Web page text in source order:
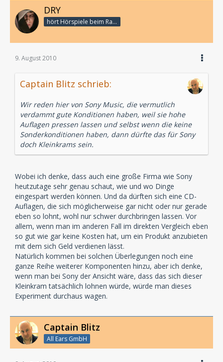
DRY
hört Hörspiele beim Rasenmähen
9. August 2010
Captain Blitz schrieb:
Wir reden hier von Sony Music, die vermutlich
verdammt gute Konditionen haben, weil sie hohe
Auflagen pressen lassen und selbst wenn die keine
Sonderkonditionen haben, dann dürfte das für Sony
doch Kleinkrams sein.
Wobei ich denke, dass auch eine große Firma wie Sony
heutzutage sehr genau schaut, wie und wo Dinge
eingespart werden können. Und da dürften sich eine CD-
Auflagen, die sich möglicherweise gar nicht oder nur gerade
eben so lohnt, wohl nur schwer durchbringen lassen. Vor
allem, wenn man im anderen Fall im direkten Vergleich eben
so gut wie gar keine Kosten hat, um ein Produkt anzubieten
mit dem sich Geld verdienen lässt.
Natürlich kommen bei solchen Überlegungen noch eine
ganze Reihe weiterer Komponenten hinzu, aber ich denke,
wenn man bei Sony der Ansicht wäre, dass das sich dieser
Kleinkram tatsächlich lohnen würde, würde man dieses
Experiment durchaus wagen.
Captain Blitz
All Ears GmbH